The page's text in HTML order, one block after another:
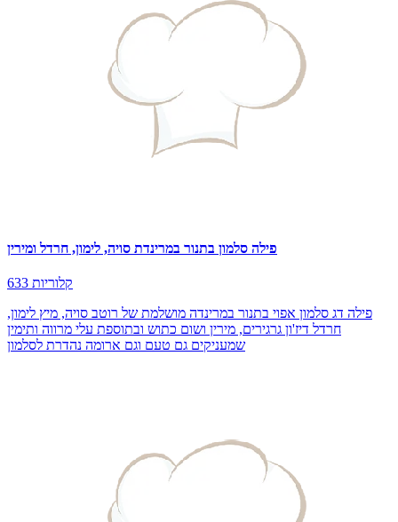
פילה סלמון בתנור במרינדת סויה, לימון, חרדל ומירין
633 קלוריות
פילה דג סלמון אפוי בתנור במרינדה מושלמת של רוטב סויה, מיץ לימון,
חרדל דיז'ון גרגירים, מירין ושום כתוש ובתוספת עלי מרווה ותימין
שמעניקים גם טעם וגם ארומה נהדרת לסלמון